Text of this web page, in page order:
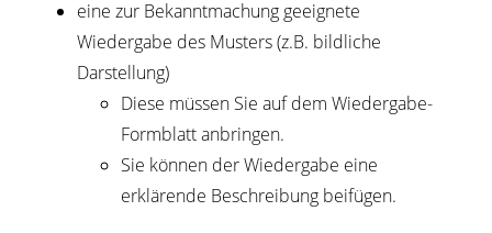
eine zur Bekanntmachung geeignete
Wiedergabe des Musters (z.B. bildliche
Darstellung)
Diese müssen Sie auf dem Wiedergabe-
Formblatt anbringen.
Sie können der Wiedergabe eine
erklärende Beschreibung beifügen.